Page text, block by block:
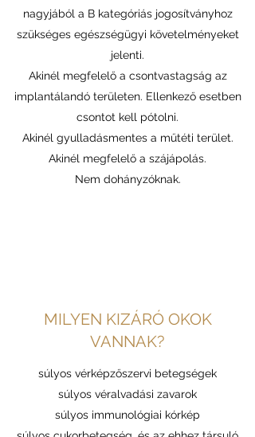
nagyjából a B kategóriás jogosítványhoz
szükséges egészségügyi követelményeket
jelenti.
Akinél megfelelő a csontvastagság az
implantálandó területen. Ellenkező esetben
csontot kell pótolni.
Akinél gyulladásmentes a műtéti terület.
Akinél megfelelő a szájápolás.
Nem dohányzóknak.
MILYEN KIZÁRÓ OKOK
VANNAK?
súlyos vérképzőszervi betegségek
súlyos véralvadási zavarok
súlyos immunológiai kórkép